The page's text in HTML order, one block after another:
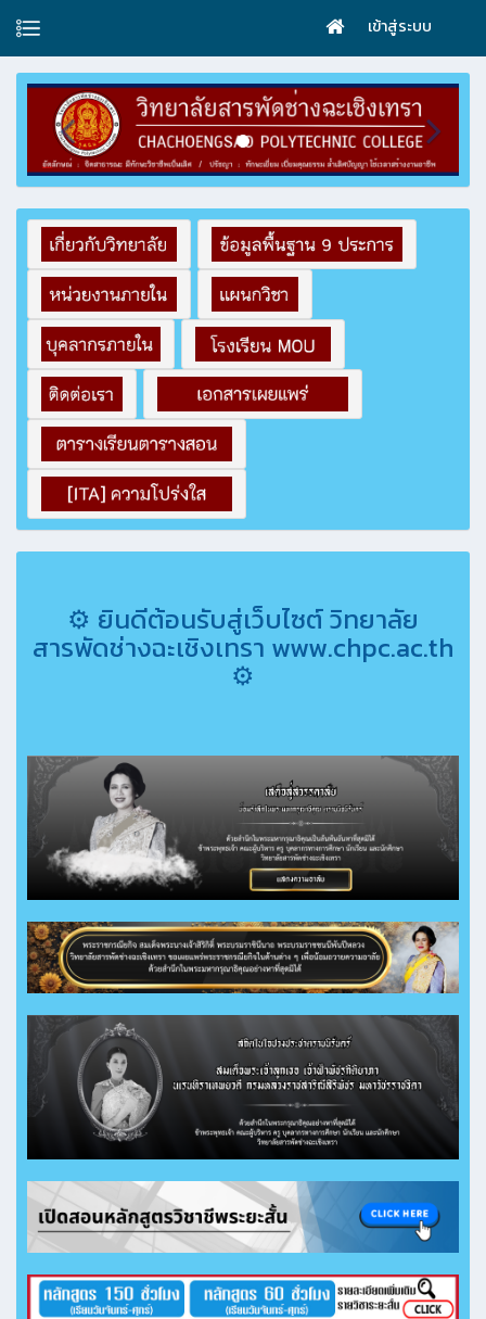
เข้าสู่ระบบ
⚙ ยินดีต้อนรับสู่เว็บไซต์ วิทยาลัย
สารพัดช่างฉะเชิงเทรา www.chpc.ac.th
⚙